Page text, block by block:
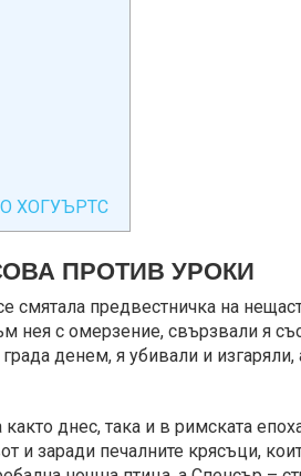
ХОГУЪРТС
ПРОТИВ УРОКИ
смятала предвестничка на
нея с омерзение, свързвали я
денем, я убивали и изгаряли,
днес, така и в римската
и заради печалните крясъци,